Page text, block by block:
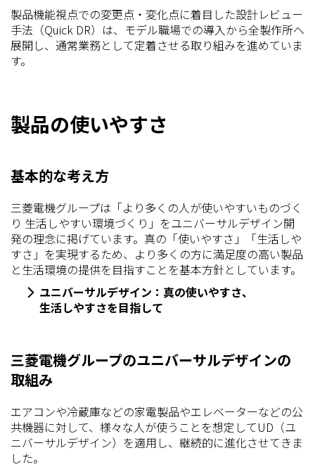
製品機能視点での変更点・変化点に着目した設計レビュー
手法（Quick DR）は、モデル職場での導入から全製作所へ
展開し、通常業務として定着させる取り組みを進めていま
す。
製品の使いやすさ
基本的な考え方
三菱電機グループは「より多くの人が使いやすいものづく
り 生活しやすい環境づくり」をユニバーサルデザイン開
発の理念に掲げています。真の「使いやすさ」「生活しや
すさ」を実現するため、より多くの方に満足度の高い製品
と生活環境の提供を目指すことを基本方針としています。
ユニバーサルデザイン：真の使いやすさ、
生活しやすさを目指して
三菱電機グループのユニバーサルデザインの
取組み
エアコンや冷蔵庫などの家電製品やエレベーターなどの公
共機器に対して、様々な人が使うことを想定してUD（ユ
ニバーサルデザイン）を適用し、継続的に進化させてきま
した。